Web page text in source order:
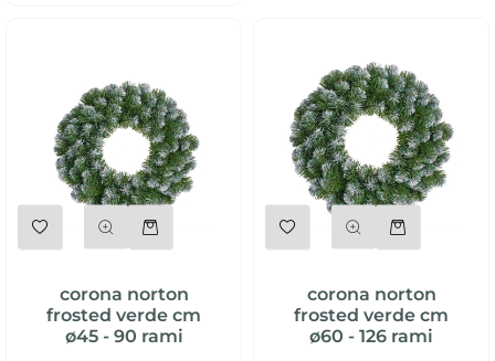
corona norton
frosted verde cm
ø45 - 90 rami
corona norton
frosted verde cm
ø60 - 126 rami